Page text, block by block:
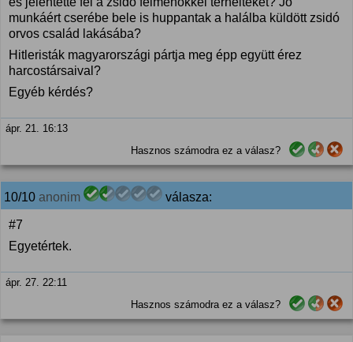
munkáért cserébe bele is huppantak a halálba küldött zsidó
orvos család lakásába?
Hitleristák magyarországi pártja meg épp együtt érez
harcostársaival?
Egyéb kérdés?
ápr. 21. 16:13
Hasznos számodra ez a válasz?
10/10 anonim válasza:
#7
Egyetértek.
ápr. 27. 22:11
Hasznos számodra ez a válasz?